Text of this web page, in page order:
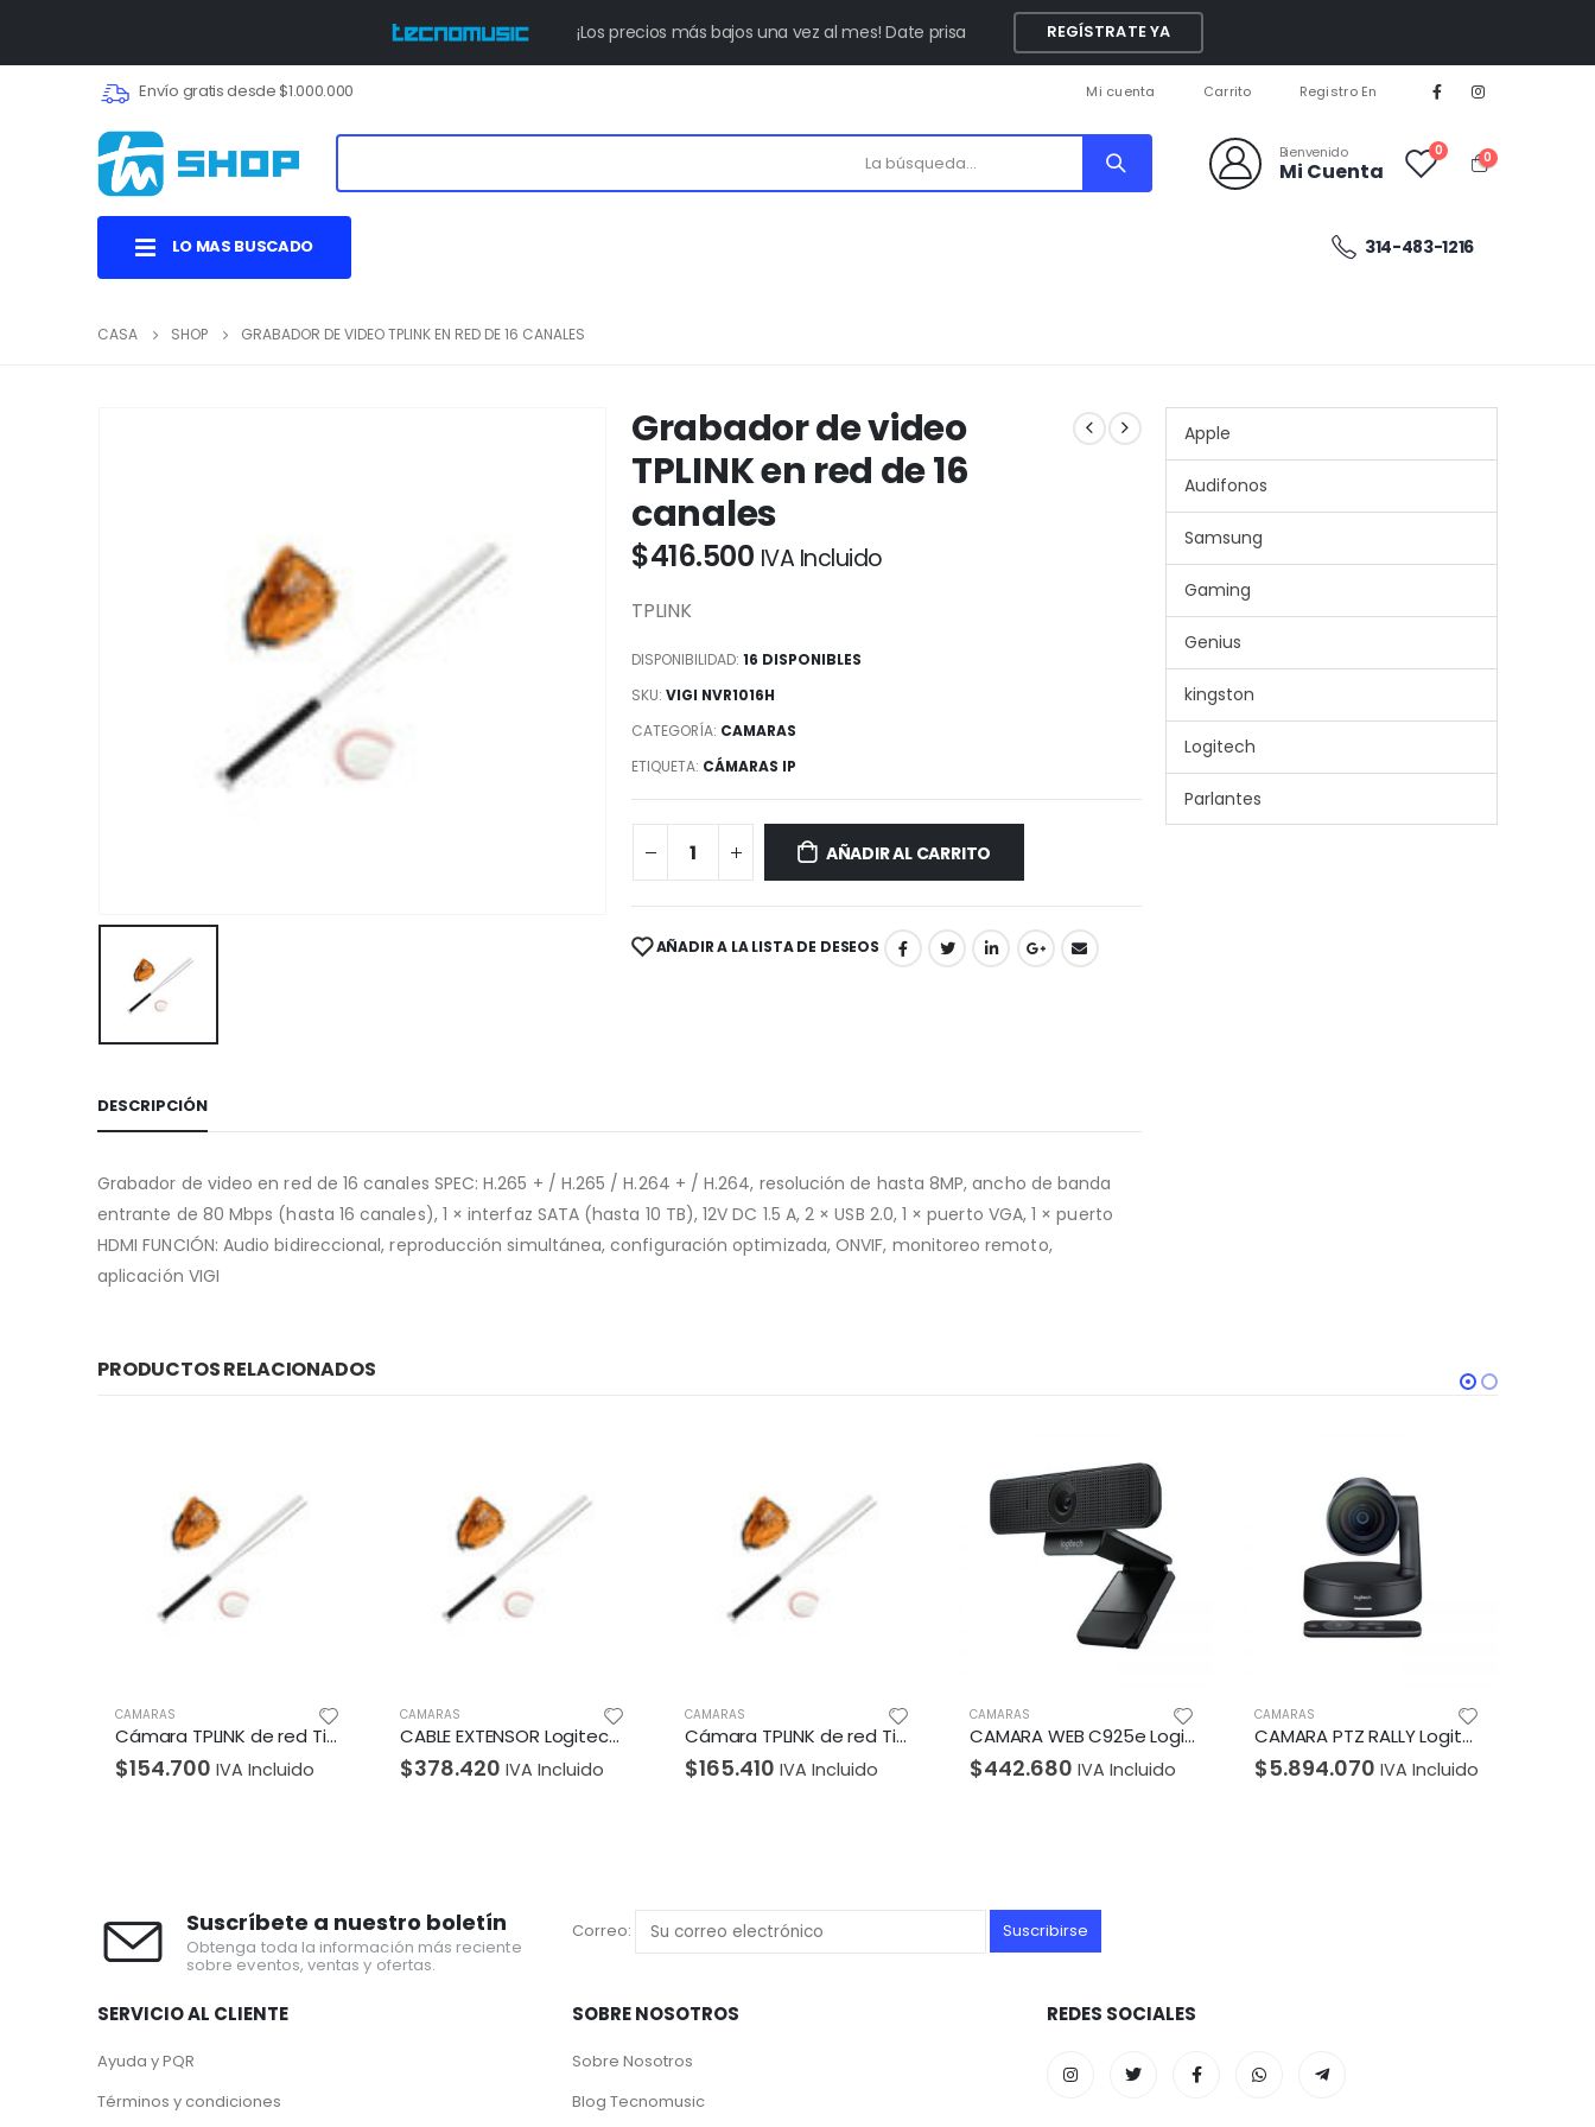
¡Los precios más bajos una vez al mes! Date prisa REGÍSTRATE YA
Envío gratis desde $1.000.000 Mi cuenta Carrito Registro En
Bienvenido
Mi Cuenta
0 0
LO MAS BUSCADO 314-483-1216
CASA SHOP GRABADOR DE VIDEO TPLINK EN RED DE 16 CANALES
Grabador de video
TPLINK en red de 16
canales
$416.500 IVA Incluido
TPLINK
DISPONIBILIDAD: 16 DISPONIBLES
SKU: VIGI NVR1016H
CATEGORÍA: CAMARAS
ETIQUETA: CÁMARAS IP
AÑADIR AL CARRITO
AÑADIR A LA LISTA DE DESEOS
DESCRIPCIÓN
Grabador de video en red de 16 canales SPEC: H.265 + / H.265 / H.264 + / H.264, resolución de hasta 8MP, ancho de banda
entrante de 80 Mbps (hasta 16 canales), 1 × interfaz SATA (hasta 10 TB), 12V DC 1.5 A, 2 × USB 2.0, 1 × puerto VGA, 1 × puerto
HDMI FUNCIÓN: Audio bidireccional, reproducción simultánea, configuración optimizada, ONVIF, monitoreo remoto,
aplicación VIGI
Apple
Audifonos
Samsung
Gaming
Genius
kingston
Logitech
Parlantes
PRODUCTOS RELACIONADOS
CAMARAS
$378.420 IVA Incluido
CAMARAS
$165.410 IVA Incluido
CAMARAS
$442.680 IVA Incluido
CAMARAS
$5.894.070 IVA Incluido
CAMARAS
$163.030 IVA Incluido
Suscríbete a nuestro boletín
Obtenga toda la información más reciente
sobre eventos, ventas y ofertas.
Correo:
SERVICIO AL CLIENTE
Ayuda y PQR
Términos y condiciones
SOBRE NOSOTROS
Sobre Nosotros
Blog Tecnomusic
REDES SOCIALES